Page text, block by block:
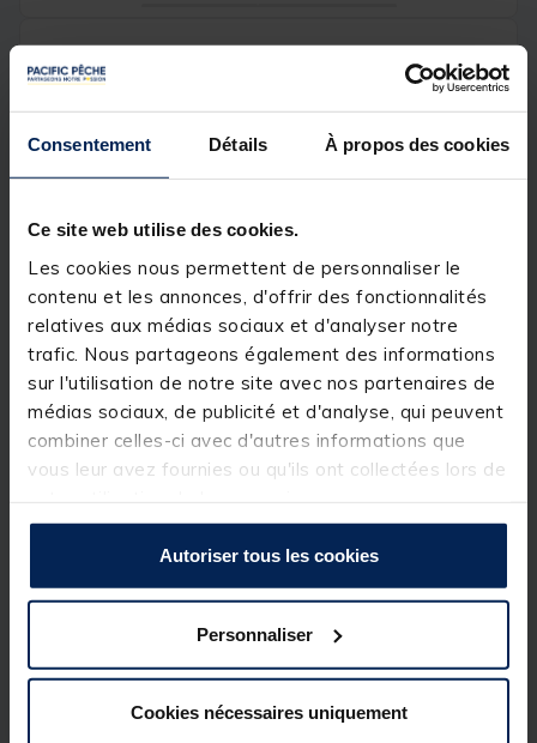
Consentement Détails À propos des cookies
Ce site web utilise des cookies.
Les cookies nous permettent de personnaliser le
contenu et les annonces, d'offrir des fonctionnalités
relatives aux médias sociaux et d'analyser notre
trafic. Nous partageons également des informations
sur l'utilisation de notre site avec nos partenaires de
médias sociaux, de publicité et d'analyse, qui peuvent
combiner celles-ci avec d'autres informations que
vous leur avez fournies ou qu'ils ont collectées lors de
Autoriser tous les cookies
Personnaliser
Cookies nécessaires uniquement
Description & détails
Description
de qualité pour offrir une amorce efficace en plan
Corn, nouveauté 2025, se distingue par sa richesse
en maïs, qui lui confère une granulométrie
importante et un arôme puissant de maïs sucré. À la
fois nourrissante et attractive, elle est idéale pour
cibler les gros poissons.
Détails
Conditionnement : 2kg
Spécifications
Réf.
241904-1